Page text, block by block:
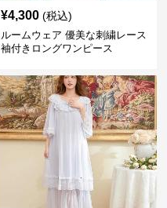
¥4,300 (税込)
ルームウェア 優美な刺繍レース
袖付きロングワンピース